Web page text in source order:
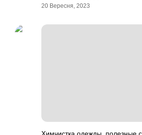
20 Вересня, 2023